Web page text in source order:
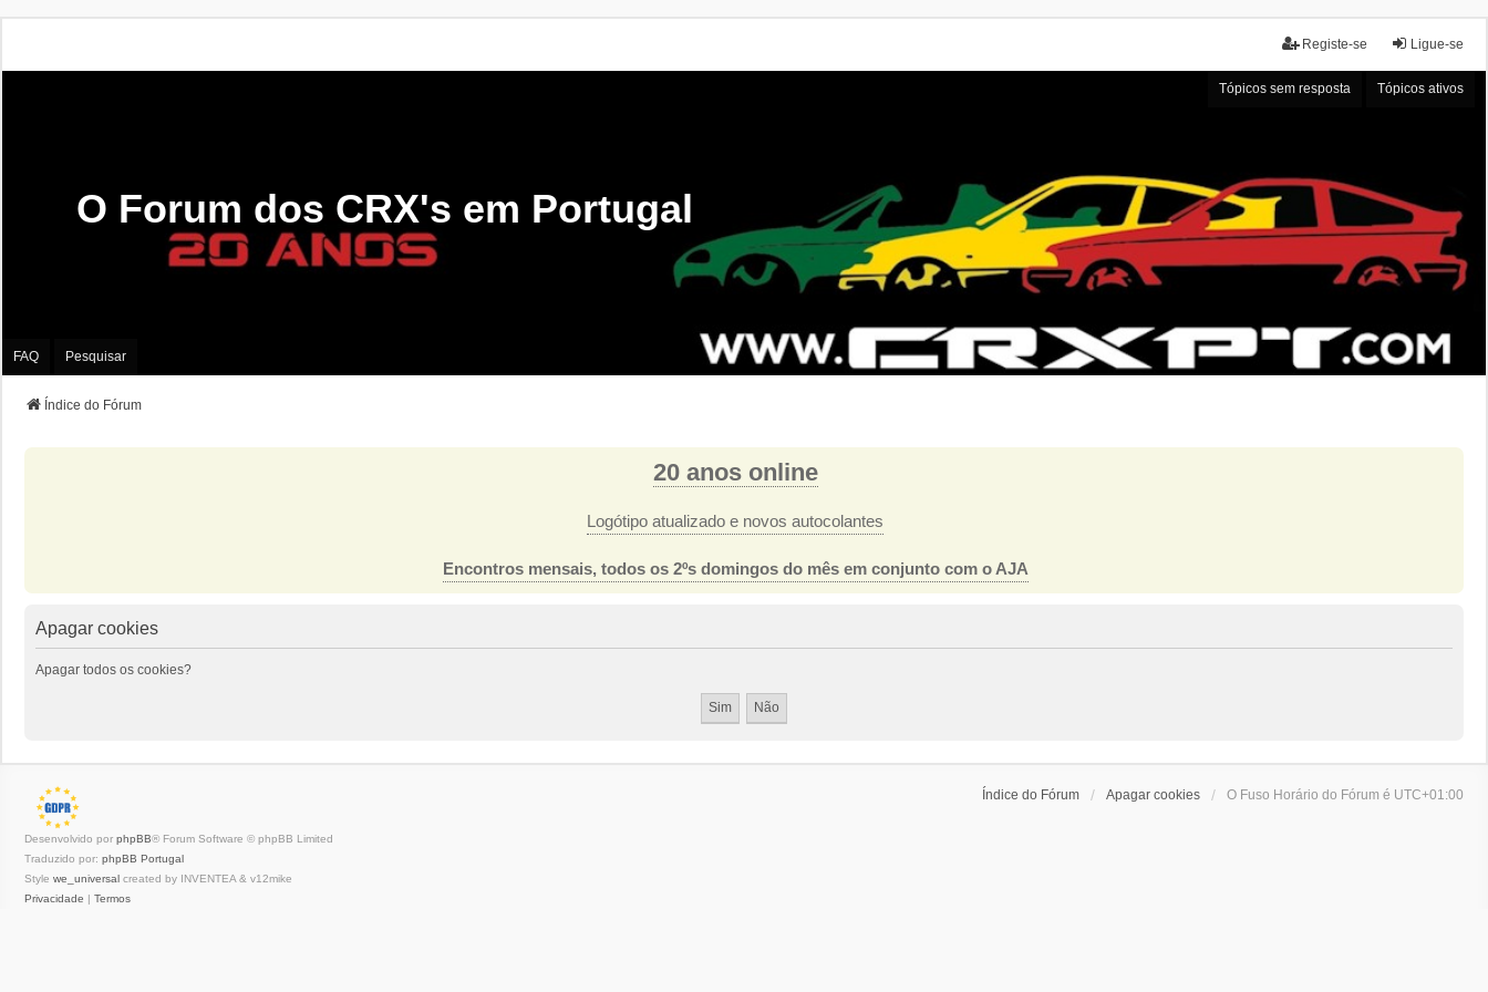
Ligue-se
Registe-se
Tópicos sem resposta Tópicos ativos
O Forum dos CRX's em Portugal
FAQ Pesquisar
Índice do Fórum
20 anos online
Logótipo atualizado e novos autocolantes
Encontros mensais, todos os 2ºs domingos do mês em conjunto com o AJA
Apagar cookies
Apagar todos os cookies?
Índice do Fórum Apagar cookies O Fuso Horário do Fórum é UTC+01:00
Desenvolvido por phpBB® Forum Software © phpBB Limited
Traduzido por: phpBB Portugal
Style we_universal created by INVENTEA & v12mike
Privacidade | Termos